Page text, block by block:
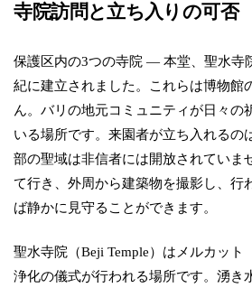
寺院訪問と立ち入りの可否
保護区内の3つの寺院 — 本堂、聖水寺
紀に建立されました。これらは博物館
ん。バリの地元コミュニティが日々の
いる場所です。来園者が立ち入れるの
部の聖域は非信者には開放されていま
て行き、外周から建築物を撮影し、行
ば静かに見守ることができます。
聖水寺院（Beji Temple）はメルカット
浄化の儀式が行われる場所です。湧き